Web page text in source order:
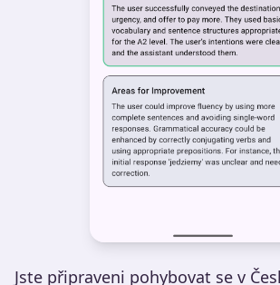
Jste připraveni pohybovat se v